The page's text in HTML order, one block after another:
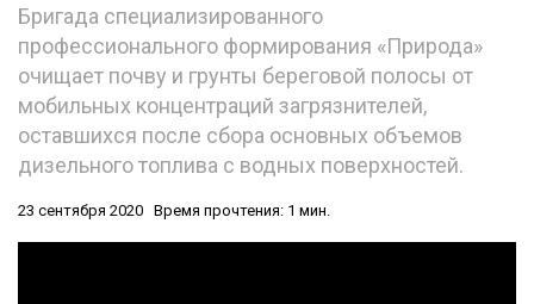
Бригада специализированного
профессионального формирования «Природа»
очищает почву и грунты береговой полосы от
мобильных концентраций загрязнителей,
оставшихся после сбора основных объемов
дизельного топлива с водных поверхностей.
23 сентября 2020 Время прочтения: 1 мин.